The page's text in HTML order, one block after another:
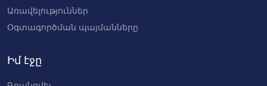
Առավելություններ
Օգտագործման պայմանները
Իմ էջը